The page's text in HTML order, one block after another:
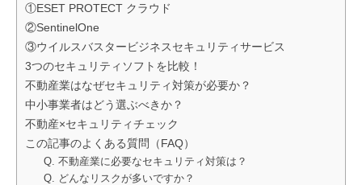
①ESET PROTECT クラウド
②SentinelOne
③ウイルスバスタービジネスセキュリティサービス
3つのセキュリティソフトを比較！
不動産業はなぜセキュリティ対策が必要か？
中小事業者はどう選ぶべきか？
不動産×セキュリティチェック
この記事のよくある質問（FAQ）
Q. 不動産業に必要なセキュリティ対策は？
Q. どんなリスクが多いですか？